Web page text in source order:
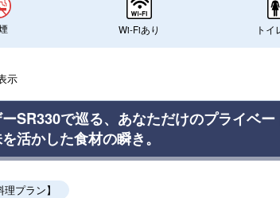
Wi-Fiあり トイ
示
SR330で巡る、あなただけのプライベ
活かした食材の瞬き。
理プラン】